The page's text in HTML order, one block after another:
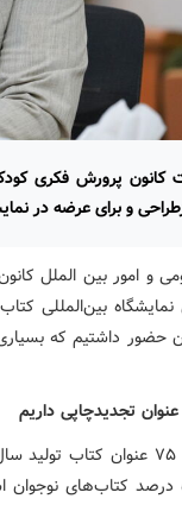
کانون پرورش فکری
و برای عرضه در
بین‌المللی